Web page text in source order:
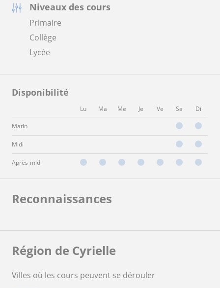
Niveaux des cours
Primaire
Collège
Lycée
Disponibilité
Lu Ma Me Je Ve Sa Di
Matin
Midi
Après-midi
Reconnaissances
Région de Cyrielle
Villes où les cours peuvent se dérouler